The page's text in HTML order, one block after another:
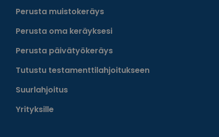
Perusta muistokeräys
Perusta oma keräyksesi
Perusta päivätyökeräys
Tutustu testamenttilahjoitukseen
Suurlahjoitus
Yrityksille